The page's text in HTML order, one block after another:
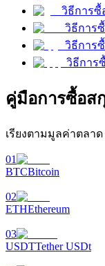
ผลตอบแทนสูง
การเซ้งแบบยื
วิธีการซื้
วิธีการ
วิธีการซื้
วิธีการซื้
คู่มือการซื้อส
เรียงตามมูลค่าตลาด
01
BTCBitcoin
02
ETHEthereum
03
USDTTether USDt